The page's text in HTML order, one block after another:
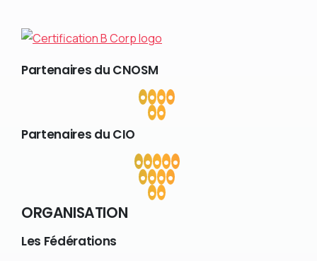
Partenaires du CNOSM
Partenaires du CIO
ORGANISATION
Les Fédérations